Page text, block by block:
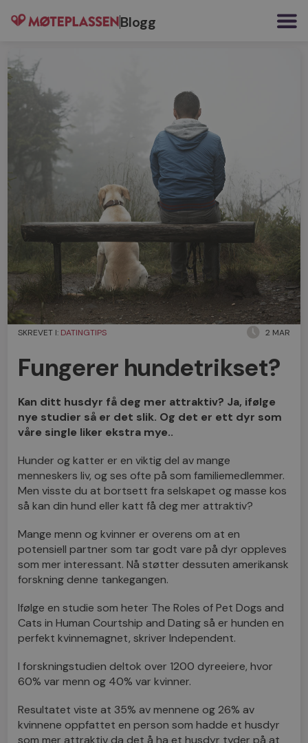
Blogg
SKREVET I: DATINGTIPS 2 MAR
Fungerer hundetrikset?
Kan ditt husdyr få deg mer attraktiv? Ja, ifølge
nye studier så er det slik. Og det er ett dyr som
våre single liker ekstra mye..
Hunder og katter er en viktig del av mange
menneskers liv, og ses ofte på som familiemedlemmer.
Men visste du at bortsett fra selskapet og masse kos
så kan din hund eller katt få deg mer attraktiv?
Mange menn og kvinner er overens om at en
potensiell partner som tar godt vare på dyr oppleves
som mer interessant. Nå støtter dessuten amerikansk
forskning denne tankegangen.
Ifølge en studie som heter The Roles of Pet Dogs and
Cats in Human Courtship and Dating så er hunden en
perfekt kvinnemagnet, skriver Independent.
I forskningstudien deltok over 1200 dyreeiere, hvor
60% var menn og 40% var kvinner.
Resultatet viste at 35% av mennene og 26% av
kvinnene oppfattet en person som hadde et husdyr